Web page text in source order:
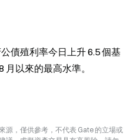
債殖利率今日上升 6.5 個基
月以來的最高水準。
源，僅供參考，不代表 Gate 的立場或